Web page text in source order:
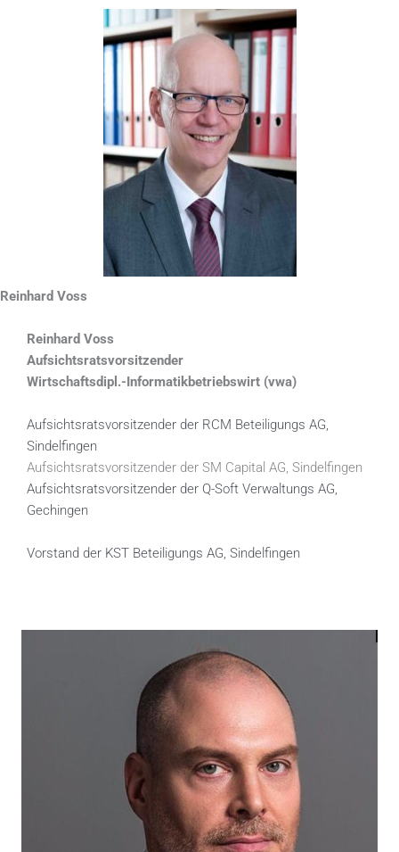
Reinhard Voss
Reinhard Voss
Aufsichtsratsvorsitzender
Wirtschaftsdipl.-Informatikbetriebswirt (vwa)
Aufsichtsratsvorsitzender der RCM Beteiligungs AG,
Sindelfingen
Aufsichtsratsvorsitzender der SM Capital AG, Sindelfingen
Aufsichtsratsvorsitzender der Q-Soft Verwaltungs AG,
Gechingen
Vorstand der KST Beteiligungs AG, Sindelfingen